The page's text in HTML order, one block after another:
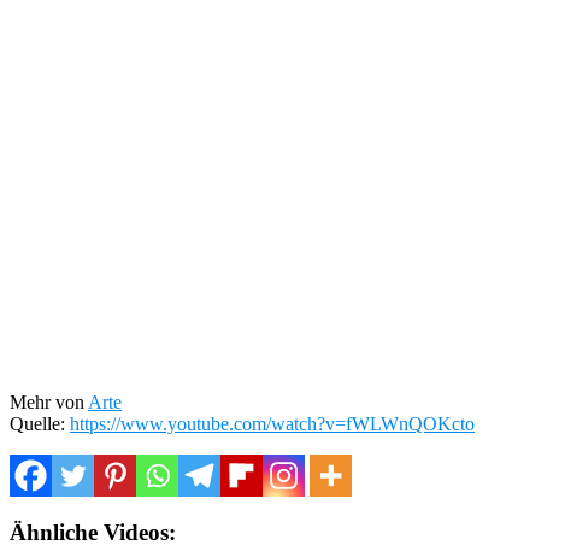
Mehr von Arte
Quelle: https://www.youtube.com/watch?v=fWLWnQOKcto
Ähnliche Videos: